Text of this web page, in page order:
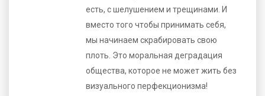
есть, с шелушением и трещинами. И
вместо того чтобы принимать себя,
мы начинаем скрабировать свою
плоть. Это моральная деградация
общества, которое не может жить без
визуального перфекционизма!